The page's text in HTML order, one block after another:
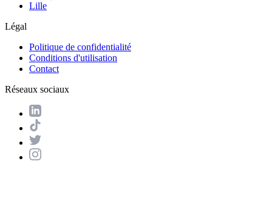
Lille
Légal
Politique de confidentialité
Conditions d'utilisation
Contact
Réseaux sociaux